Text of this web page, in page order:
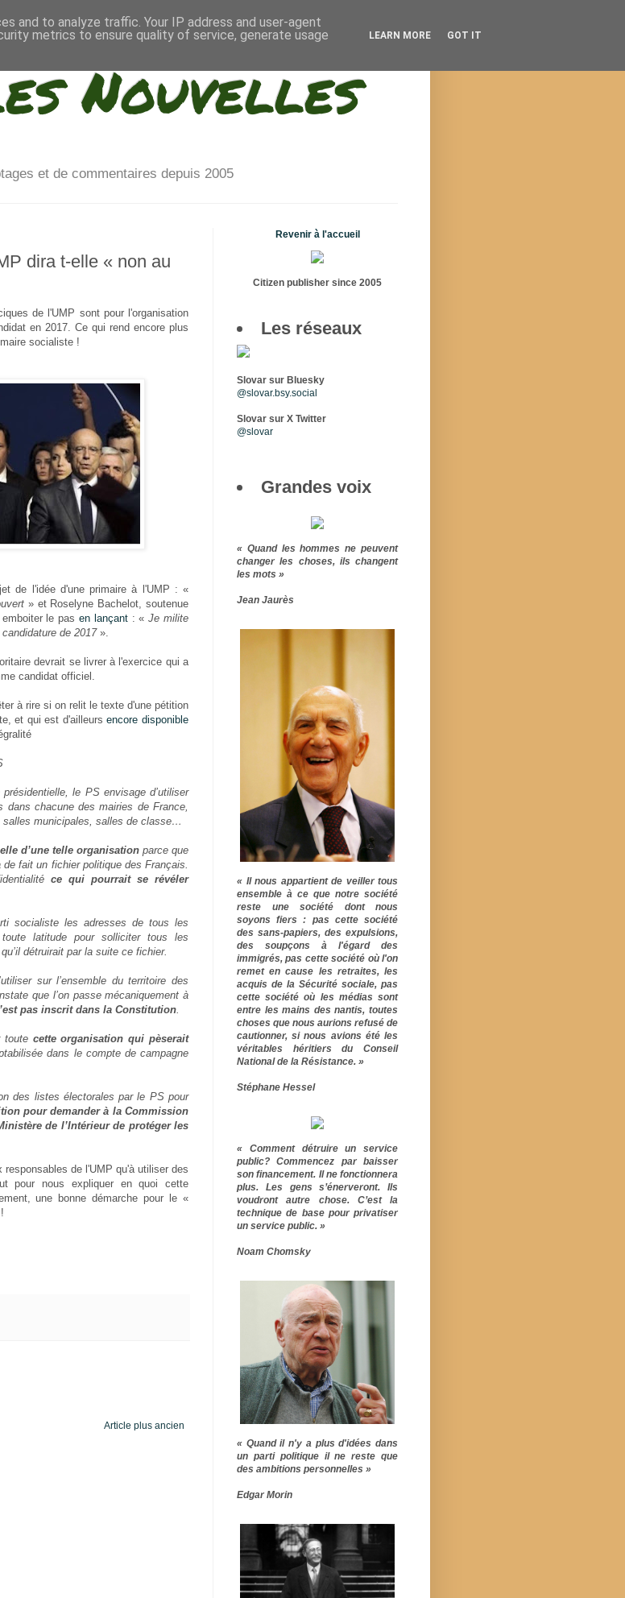
Nouvelles
et de commentaires depuis 2005
dira t-elle « non au
de l'UMP sont pour l'organisation
en 2017. Ce qui rend encore plus
socialiste !
de l'idée d'une primaire à l'UMP : «
» et Roselyne Bachelot, soutenue
le pas en lançant: «Je milite
de 2017».
devrait se livrer à l'exercice qui a
candidat officiel.
à rire si on relit le texte d'une pétition
et qui est d'ailleursencore disponible
le PS envisage d’utiliser
dans chacune des mairies de France,
salles municipales, salles de classe…
d’une telle organisationparce que
fait un fichier politique des Français.
ce qui pourrait se révéler
socialiste les adresses de tous les
latitude pour solliciter tous les
détruirait par la suite ce fichier.
sur l’ensemble du territoire des
que l’on passe mécaniquement à
pas inscrit dans la Constitution.
toute cette organisation qui pèserait
dans le compte de campagne
des listes électorales par le PS pour
pour demander à la Commission
de l’Intérieur de protéger les
responsables de l'UMP qu'à utiliser des
pour nous expliquer en quoi cette
une bonne démarche pour le «
Article plus ancien
Revenir à l'accueil
Citizen publisher since 2005
Les réseaux
Slovar sur Bluesky
@slovar.bsy.social
Slovar sur X Twitter
@slovar
Grandes voix
« Quand les hommes ne peuvent
changer les choses, ils changent
les mots »
Jean Jaurès
« Il nous appartient de veiller tous
ensemble à ce que notre société
reste une société dont nous
soyons fiers : pas cette société
des sans-papiers, des expulsions,
des soupçons à l'égard des
immigrés, pas cette société où l'on
remet en cause les retraites, les
acquis de la Sécurité sociale, pas
cette société où les médias sont
entre les mains des nantis, toutes
choses que nous aurions refusé de
cautionner, si nous avions été les
véritables héritiers du Conseil
National de la Résistance. »
Stéphane Hessel
« Comment détruire un service
public? Commencez par baisser
son financement. Il ne fonctionnera
plus. Les gens s’énerveront. Ils
voudront autre chose. C’est la
technique de base pour privatiser
un service public. »
Noam Chomsky
« Quand il n'y a plus d'idées dans
un parti politique il ne reste que
des ambitions personnelles »
Edgar Morin
and to analyze traffic. Your IP address and user-agent
metrics to ensure quality of service, generate usage
LEARN MORE GOT IT